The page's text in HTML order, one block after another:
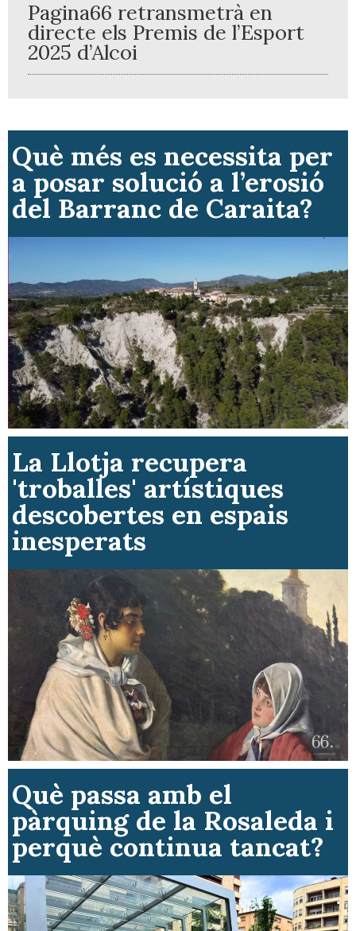
Pagina66 retransmetrà en
directe els Premis de l’Esport
2025 d’Alcoi
Què més es necessita per
a posar solució a l’erosió
del Barranc de Caraita?
La Llotja recupera
'troballes' artístiques
descobertes en espais
inesperats
Què passa amb el
pàrquing de la Rosaleda i
perquè continua tancat?